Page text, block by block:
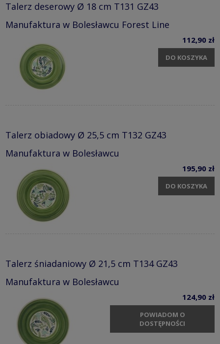
Talerz deserowy Ø 18 cm T131 GZ43
Manufaktura w Bolesławcu Forest Line
112,90 zł
DO KOSZYKA
Talerz obiadowy Ø 25,5 cm T132 GZ43
Manufaktura w Bolesławcu
195,90 zł
DO KOSZYKA
Talerz śniadaniowy Ø 21,5 cm T134 GZ43
Manufaktura w Bolesławcu
124,90 zł
POWIADOM O
DOSTĘPNOŚCI